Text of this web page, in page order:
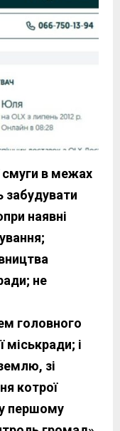
в межах
забудувати
наявні
не
головного
міськради; і
зі
котрої
першому